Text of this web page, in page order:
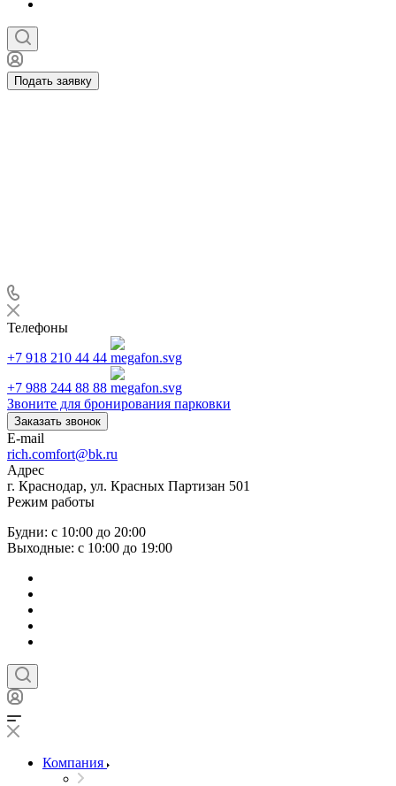
Подать заявку
Телефоны
+7 918 210 44 44
+7 988 244 88 88
Звоните для бронирования парковки
Заказать звонок
E-mail
rich.comfort@bk.ru
Адрес
г. Краснодар, ул. Красных Партизан 501
Режим работы
Будни: с 10:00 до 20:00
Выходные: с 10:00 до 19:00
Компания